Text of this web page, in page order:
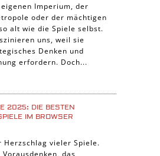
Imperium, der
oder der mächtigen
alt wie die Spiele selbst.
uns, weil sie
Denken und
erfordern. Doch...
2025: DIE BESTEN
IM BROWSER
vieler Spiele.
Vorausdenken, das